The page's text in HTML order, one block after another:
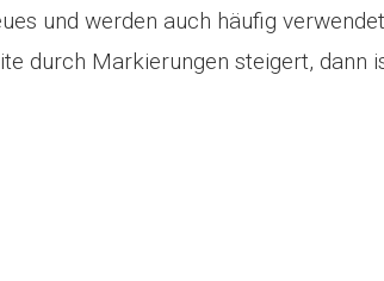
und werden auch häufig
durch Markierungen steigert,